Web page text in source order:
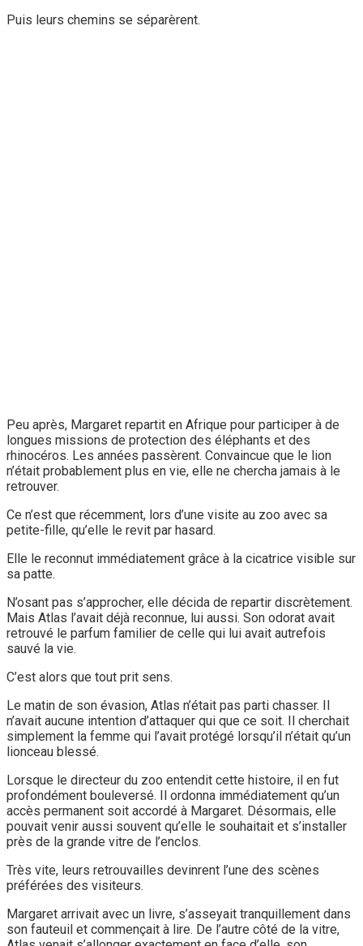
Puis leurs chemins se séparèrent.
Peu après, Margaret repartit en Afrique pour participer à de
longues missions de protection des éléphants et des
rhinocéros. Les années passèrent. Convaincue que le lion
n’était probablement plus en vie, elle ne chercha jamais à le
retrouver.
Ce n’est que récemment, lors d’une visite au zoo avec sa
petite-fille, qu’elle le revit par hasard.
Elle le reconnut immédiatement grâce à la cicatrice visible sur
sa patte.
N’osant pas s’approcher, elle décida de repartir discrètement.
Mais Atlas l’avait déjà reconnue, lui aussi. Son odorat avait
retrouvé le parfum familier de celle qui lui avait autrefois
sauvé la vie.
C’est alors que tout prit sens.
Le matin de son évasion, Atlas n’était pas parti chasser. Il
n’avait aucune intention d’attaquer qui que ce soit. Il cherchait
simplement la femme qui l’avait protégé lorsqu’il n’était qu’un
lionceau blessé.
Lorsque le directeur du zoo entendit cette histoire, il en fut
profondément bouleversé. Il ordonna immédiatement qu’un
accès permanent soit accordé à Margaret. Désormais, elle
pouvait venir aussi souvent qu’elle le souhaitait et s’installer
près de la grande vitre de l’enclos.
Très vite, leurs retrouvailles devinrent l’une des scènes
préférées des visiteurs.
Margaret arrivait avec un livre, s’asseyait tranquillement dans
son fauteuil et commençait à lire. De l’autre côté de la vitre,